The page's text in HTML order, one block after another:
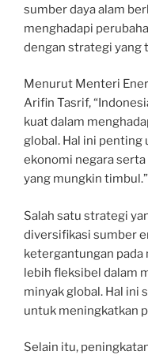
sumber daya alam
menghadapi
dengan strategi yang
Menurut Menteri
Arifin Tasrif,
kuat dalam
global. Hal ini penting
ekonomi negara
yang mungkin timbul.”
Salah satu strategi
diversifikasi sumber
ketergantungan pada
lebih fleksibel dalam
minyak global. Hal ini
untuk meningkatkan
Selain itu,